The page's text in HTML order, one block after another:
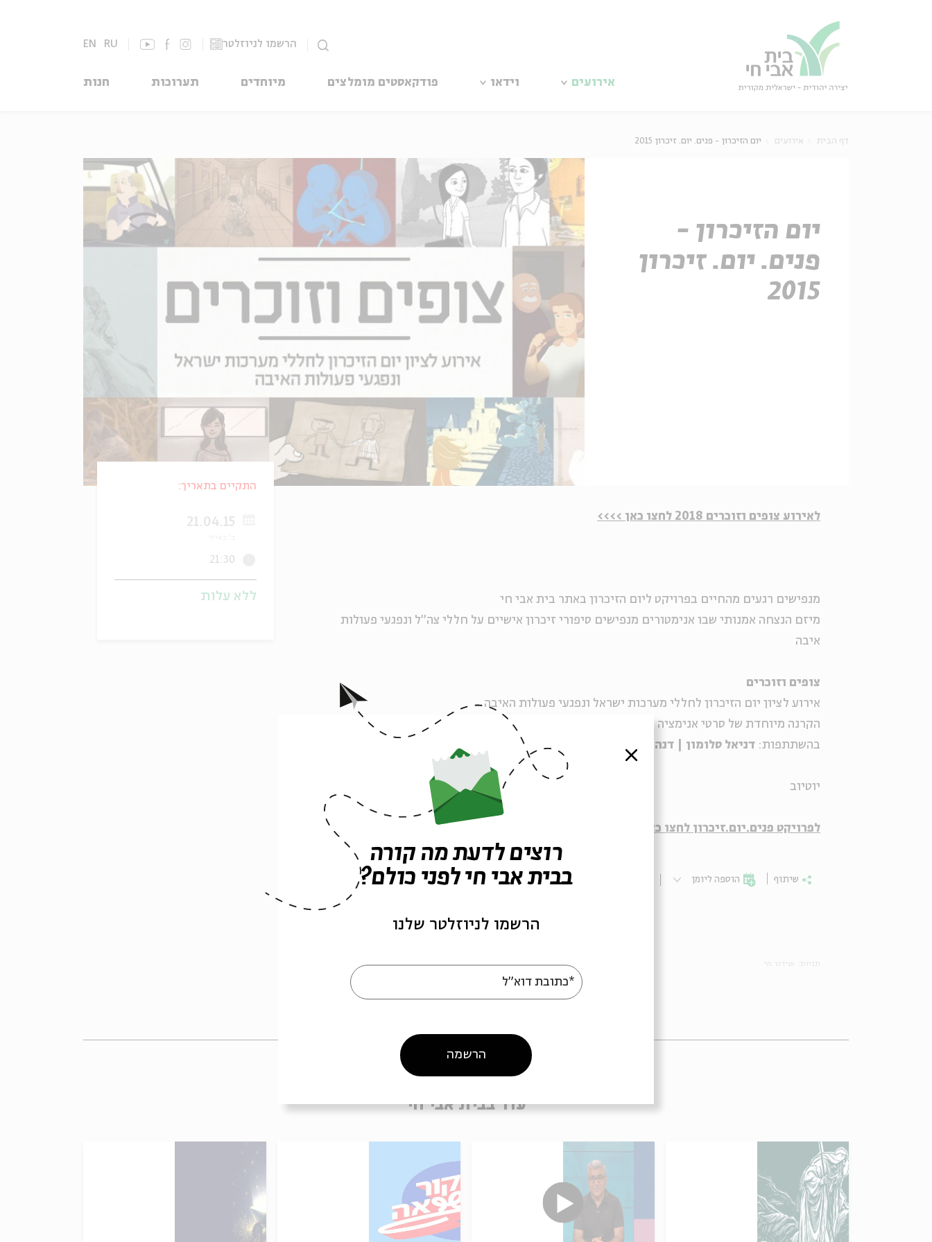
הרשמו לניוזלטר EN RU
אירועים וידאו פודקאסטים מומלצים מיוחדים תערוכות חנות
דף הבית אירועים יום הזיכרון - פנים. יום. זיכרון 2015
יום הזיכרון -
פנים. יום. זיכרון
2015
לאירוע צופים וזוכרים 2018 לחצו כאן >>>>
מנפישים רגעים מהחיים בפרויקט ליום הזיכרון באתר בית אבי חי
מיזם הנצחה אמנותי שבו אנימטורים מנפישים סיפורי זיכרון אישיים על חללי צה"ל ונפגעי פעולות
איבה
צופים וזוכרים
אירוע לציון יום הזיכרון לחללי מערכות ישראל ונפגעי פעולות האיבה
הקרנה מיוחדת של סרטי אנימציה מתוך הפרויקט פנים. יום. זיכרון, בליווי מוזיקלי וסיפורים אישיים.
בהשתתפות: דניאל סלומון | דנה עדיני | שי צברי | אסף תלמודי
יוטיוב
לפרויקט פנים.יום.זיכרון לחצו כאן>>
שיתוף הוספה ליומן הרשמה לאירועים דומים
התקיים בתאריך:
21.04.15
21:30
ללא עלות
עוד בבית אבי חי
סגור
רוצים לדעת מה קורה
בבית אבי חי לפני כולם?
הרשמו לניוזלטר שלנו
*כתובת דוא"ל
הרשמה